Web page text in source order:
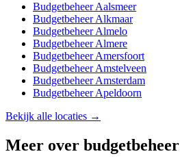
Budgetbeheer Aalsmeer
Budgetbeheer Alkmaar
Budgetbeheer Almelo
Budgetbeheer Almere
Budgetbeheer Amersfoort
Budgetbeheer Amstelveen
Budgetbeheer Amsterdam
Budgetbeheer Apeldoorn
Bekijk alle locaties →
Meer over budgetbeheer